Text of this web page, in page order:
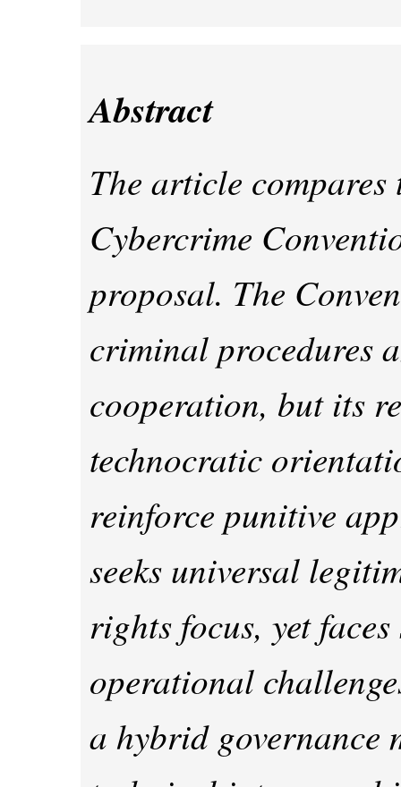
Abstract
The article
Cybercrime
proposal. The
criminal procedures
cooperation, but its
technocratic
reinforce punitive
seeks universal
rights focus, yet
operational
a hybrid governance